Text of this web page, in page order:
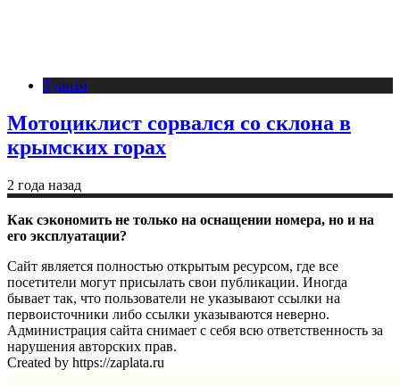
Туризм
Мотоциклист сорвался со склона в
крымских горах
2 года назад
Как сэкономить не только на оснащении номера, но и на
его эксплуатации?
Сайт является полностью открытым ресурсом, где все
посетители могут присылать свои публикации. Иногда
бывает так, что пользователи не указывают ссылки на
первоисточники либо ссылки указываются неверно.
Администрация сайта снимает с себя всю ответственность за
нарушения авторских прав.
Created by https://zaplata.ru